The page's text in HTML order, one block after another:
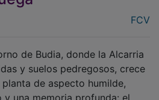
y suelos pedregosos, crece
de aspecto humilde,
una memoria profunda: el